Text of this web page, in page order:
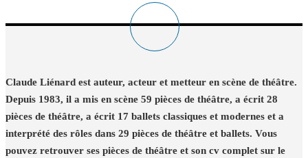
Claude Liénard est auteur, acteur et metteur en scène de théâtre.
Depuis 1983, il a mis en scène 59 pièces de théâtre, a écrit 28
pièces de théâtre, a écrit 17 ballets classiques et modernes et a
interprété des rôles dans 29 pièces de théâtre et ballets. Vous
pouvez retrouver ses pièces de théâtre et son cv complet sur le